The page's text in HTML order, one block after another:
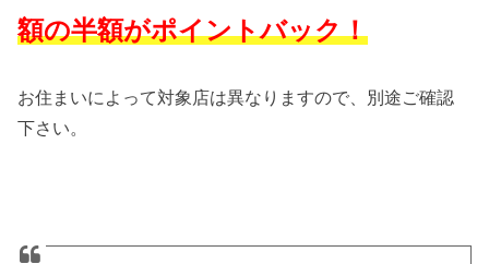
額の半額がポイントバック！
お住まいによって対象店は異なりますので、別途ご確認
下さい。